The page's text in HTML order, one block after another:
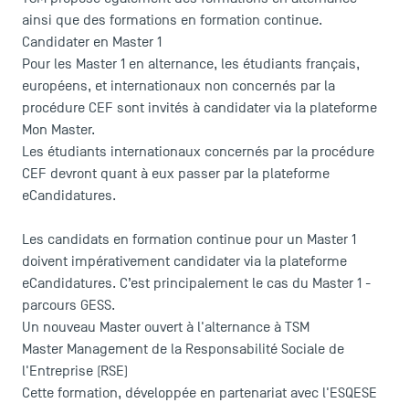
ainsi que des formations en formation continue.
Candidater en Master 1
Pour les Master 1 en alternance, les étudiants français,
européens, et internationaux non concernés par la
procédure CEF sont invités à candidater via la plateforme
Mon Master.
Les étudiants internationaux concernés par la procédure
CEF devront quant à eux passer par la plateforme
eCandidatures.
Les candidats en formation continue pour un Master 1
doivent impérativement candidater via la plateforme
eCandidatures. C’est principalement le cas du Master 1 -
parcours GESS.
Un nouveau Master ouvert à l'alternance à TSM
Master Management de la Responsabilité Sociale de
l'Entreprise (RSE)
Cette formation, développée en partenariat avec l'ESQESE